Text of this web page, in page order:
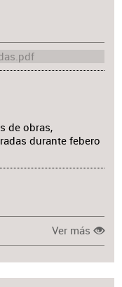
de obras,
durante febero
Ver más